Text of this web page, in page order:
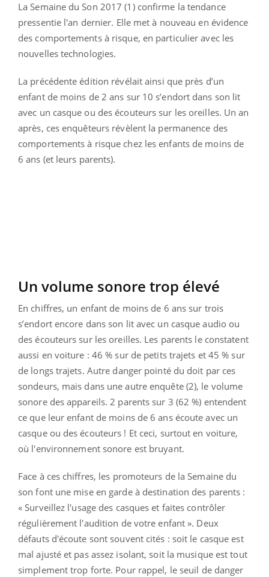
La Semaine du Son 2017 (1) confirme la tendance
pressentie l'an dernier. Elle met à nouveau en évidence
des comportements à risque, en particulier avec les
nouvelles technologies.
La précédente édition révélait ainsi que près d’un
enfant de moins de 2 ans sur 10 s’endort dans son lit
avec un casque ou des écouteurs sur les oreilles. Un an
après, ces enquêteurs révèlent la permanence des
comportements à risque chez les enfants de moins de
6 ans (et leurs parents).
Un volume sonore trop élevé
En chiffres, un enfant de moins de 6 ans sur trois
s’endort encore dans son lit avec un casque audio ou
des écouteurs sur les oreilles. Les parents le constatent
aussi en voiture : 46 % sur de petits trajets et 45 % sur
de longs trajets. Autre danger pointé du doit par ces
sondeurs, mais dans une autre enquête (2), le volume
sonore des appareils. 2 parents sur 3 (62 %) entendent
ce que leur enfant de moins de 6 ans écoute avec un
casque ou des écouteurs ! Et ceci, surtout en voiture,
où l'environnement sonore est bruyant.
Face à ces chiffres, les promoteurs de la Semaine du
son font une mise en garde à destination des parents :
« Surveillez l'usage des casques et faites contrôler
régulièrement l'audition de votre enfant ». Deux
défauts d'écoute sont souvent cités : soit le casque est
mal ajusté et pas assez isolant, soit la musique est tout
simplement trop forte. Pour rappel, le seuil de danger